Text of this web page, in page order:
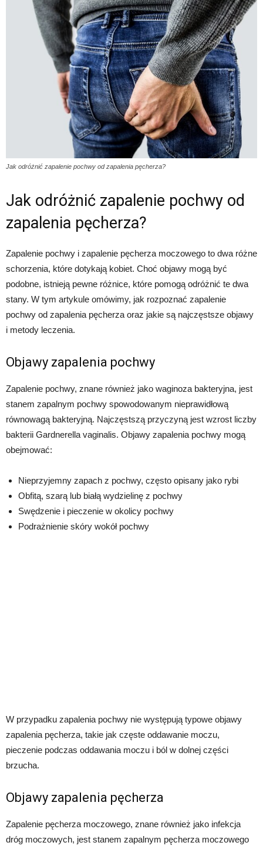
Jak odróżnić zapalenie pochwy od zapalenia pęcherza?
Jak odróżnić zapalenie pochwy od
zapalenia pęcherza?
Zapalenie pochwy i zapalenie pęcherza moczowego to dwa różne
schorzenia, które dotykają kobiet. Choć objawy mogą być
podobne, istnieją pewne różnice, które pomogą odróżnić te dwa
stany. W tym artykule omówimy, jak rozpoznać zapalenie
pochwy od zapalenia pęcherza oraz jakie są najczęstsze objawy
i metody leczenia.
Objawy zapalenia pochwy
Zapalenie pochwy, znane również jako waginoza bakteryjna, jest
stanem zapalnym pochwy spowodowanym nieprawidłową
równowagą bakteryjną. Najczęstszą przyczyną jest wzrost liczby
bakterii Gardnerella vaginalis. Objawy zapalenia pochwy mogą
obejmować:
Nieprzyjemny zapach z pochwy, często opisany jako rybi
Obfitą, szarą lub białą wydzielinę z pochwy
Swędzenie i pieczenie w okolicy pochwy
Podrażnienie skóry wokół pochwy
W przypadku zapalenia pochwy nie występują typowe objawy
zapalenia pęcherza, takie jak częste oddawanie moczu,
pieczenie podczas oddawania moczu i ból w dolnej części
brzucha.
Objawy zapalenia pęcherza
Zapalenie pęcherza moczowego, znane również jako infekcja
dróg moczowych, jest stanem zapalnym pęcherza moczowego